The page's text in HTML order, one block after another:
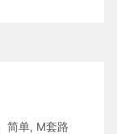
简单, M套路